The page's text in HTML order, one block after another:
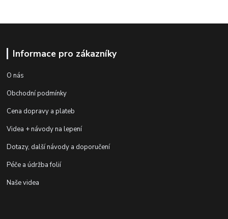
Informace pro zákazníky
O nás
Obchodní podmínky
Cena dopravy a plateb
Videa + návody na lepení
Dotazy, další návody a doporučení
Péče a údržba folií
Naše videa